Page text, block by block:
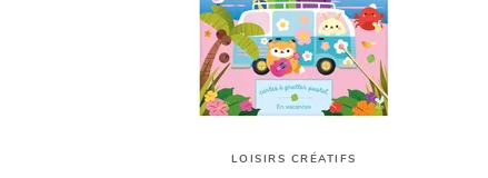
LOISIRS CRÉATIFS